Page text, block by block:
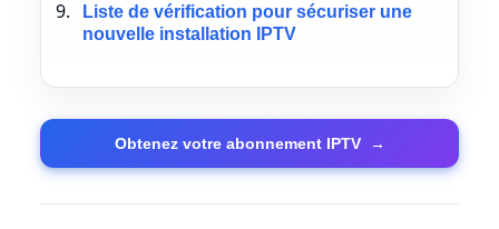
Liste de vérification pour sécuriser une
nouvelle installation IPTV
Obtenez votre abonnement IPTV →